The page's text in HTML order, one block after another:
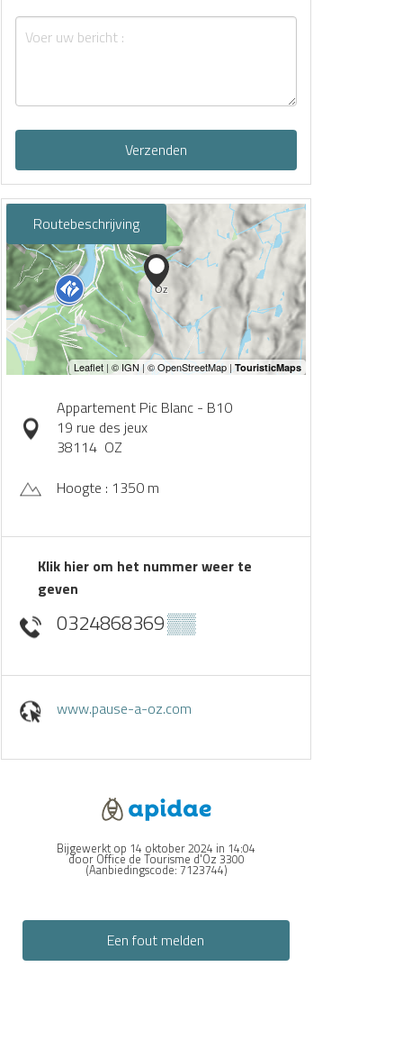
Verzenden
Routebeschrijving
Appartement Pic Blanc - B10
19 rue des jeux
38114 OZ
Hoogte : 1350 m
Klik hier om het nummer weer te
geven
0324868369▒▒
www.pause-a-oz.com
Bijgewerkt op 14 oktober 2024 in 14:04
door Office de Tourisme d'Oz 3300
(Aanbiedingscode: 7123744)
Een fout melden